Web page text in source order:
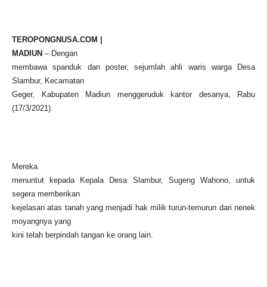
TEROPONGNUSA.COM |
MADIUN – Dengan
membawa spanduk dan poster, sejumlah ahli waris warga Desa
Slambur, Kecamatan
Geger, Kabupaten Madiun menggeruduk kantor desanya, Rabu
(17/3/2021).
Mereka
menuntut kepada Kepala Desa Slambur, Sugeng Wahono, untuk
segera memberikan
kejelasan atas tanah yang menjadi hak milik turun-temurun dari nenek
moyangnya yang
kini telah berpindah tangan ke orang lain.